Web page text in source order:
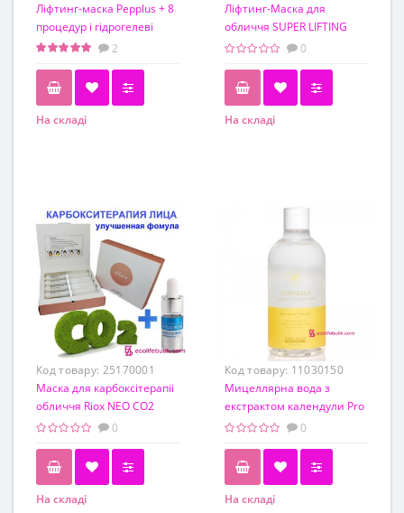
Ліфтинг-маска Pepplus + 8
процедур і гідрогелеві
патчі Dr.Hedison
2
На складі
Ліфтинг-Маска для
обличчя SUPER LIFTING
PROGRAM Picobio, 10
кислота
0
На складі
Код товару: 25170001
Маска для карбоксітерапіі
обличчя Riox NEO CO2
Carbon Mask (10 процедур)
Ramosu
0
На складі
Код товару: 11030150
Мицеллярна вода з
екстрактом календули Pro
You Calendula pH Balance
0
На складі